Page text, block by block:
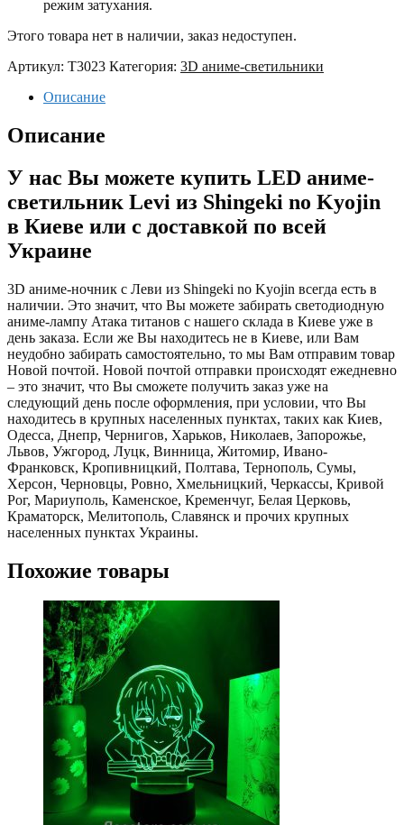
режим затухания.
Этого товара нет в наличии, заказ недоступен.
Артикул: T3023 Категория: 3D аниме-светильники
Описание
Описание
У нас Вы можете купить LED аниме-
светильник Levi из Shingeki no Kyojin
в Киеве или с доставкой по всей
Украине
3D аниме-ночник с Леви из Shingeki no Kyojin всегда есть в
наличии. Это значит, что Вы можете забирать светодиодную
аниме-лампу Атака титанов с нашего склада в Киеве уже в
день заказа. Если же Вы находитесь не в Киеве, или Вам
неудобно забирать самостоятельно, то мы Вам отправим товар
Новой почтой. Новой почтой отправки происходят ежедневно
– это значит, что Вы сможете получить заказ уже на
следующий день после оформления, при условии, что Вы
находитесь в крупных населенных пунктах, таких как Киев,
Одесса, Днепр, Чернигов, Харьков, Николаев, Запорожье,
Львов, Ужгород, Луцк, Винница, Житомир, Ивано-
Франковск, Кропивницкий, Полтава, Тернополь, Сумы,
Херсон, Черновцы, Ровно, Хмельницкий, Черкассы, Кривой
Рог, Мариуполь, Каменское, Кременчуг, Белая Церковь,
Краматорск, Мелитополь, Славянск и прочих крупных
населенных пунктах Украины.
Похожие товары